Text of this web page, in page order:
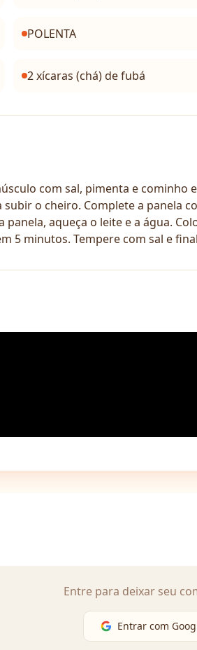
POLENTA
2 xícaras (chá) de fubá
com sal, pimenta e
o cheiro. Complete a panela
aqueça o leite e a água.
5 minutos. Tempere com sal e
Entre para deixar seu
Entrar com